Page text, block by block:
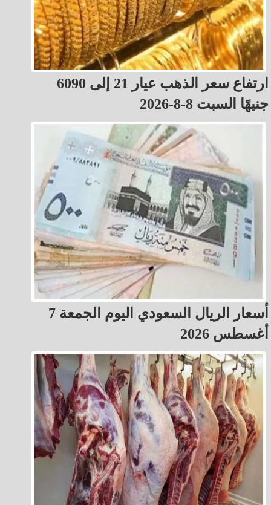
ارتفاع سعر الذهب عيار 21 إلى 6090
جنيهًا السبت 8-8-2026
أسعار الريال السعودي اليوم الجمعة 7
أغسطس 2026